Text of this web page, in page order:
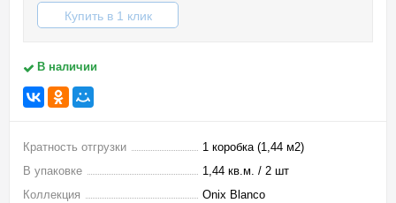
Купить в 1 клик
В наличии
Кратность отгрузки
1 коробка (1,44 м2)
В упаковке
1,44 кв.м. / 2 шт
Коллекция
Onix Blanco